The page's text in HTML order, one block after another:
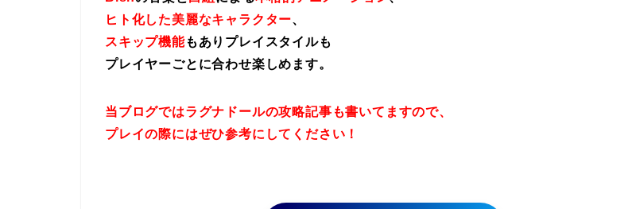
ヒト化した美麗なキャラクター、
スキップ機能もありプレイスタイルも
プレイヤーごとに合わせ楽しめます。
当ブログではラグナドールの攻略記事も書いてますので、
プレイの際にはぜひ参考にしてください！